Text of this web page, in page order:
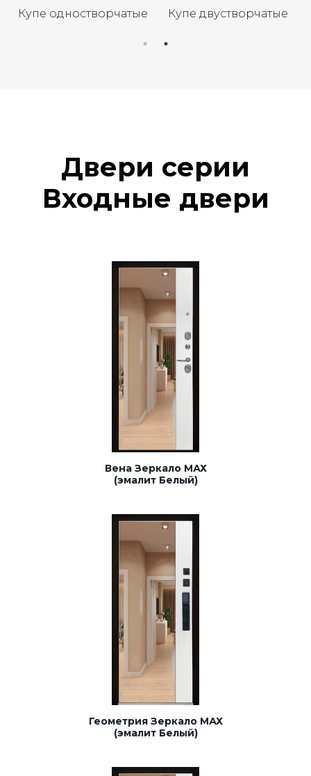
Купе одностворчатые Купе двустворчатые
Двери серии
Входные двери
Вена Зеркало МАХ
(эмалит Белый)
Геометрия Зеркало МАХ
(эмалит Белый)